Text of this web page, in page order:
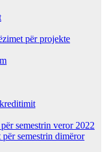
për projekte
semestrin veror 2022
semestrin dimëror